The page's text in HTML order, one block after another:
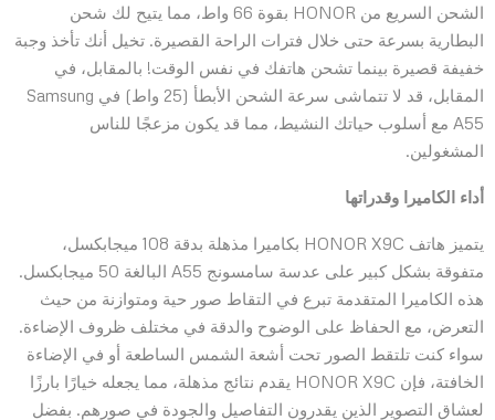
الشحن السريع من HONOR بقوة 66 واط، مما يتيح لك شحن
البطارية بسرعة حتى خلال فترات الراحة القصيرة. تخيل أنك تأخذ وجبة
خفيفة قصيرة بينما تشحن هاتفك في نفس الوقت! بالمقابل، في
المقابل، قد لا تتماشى سرعة الشحن الأبطأ (25 واط) في Samsung
A55 مع أسلوب حياتك النشيط، مما قد يكون مزعجًا للناس
المشغولين.
أداء الكاميرا وقدراتها
يتميز هاتف HONOR X9C بكاميرا مذهلة بدقة 108 ميجابكسل،
متفوقة بشكل كبير على عدسة سامسونج A55 البالغة 50 ميجابكسل.
هذه الكاميرا المتقدمة تبرع في التقاط صور حية ومتوازنة من حيث
التعرض، مع الحفاظ على الوضوح والدقة في مختلف ظروف الإضاءة.
سواء كنت تلتقط الصور تحت أشعة الشمس الساطعة أو في الإضاءة
الخافتة، فإن HONOR X9C يقدم نتائج مذهلة، مما يجعله خيارًا بارزًا
لعشاق التصوير الذين يقدرون التفاصيل والجودة في صورهم. بفضل